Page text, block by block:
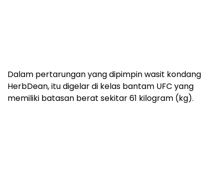
Dalam pertarungan yang dipimpin wasit kondang
HerbDean, itu digelar di kelas bantam UFC yang
memiliki batasan berat sekitar 61 kilogram (kg).